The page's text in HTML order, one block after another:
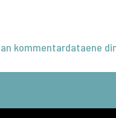
kommentardataene